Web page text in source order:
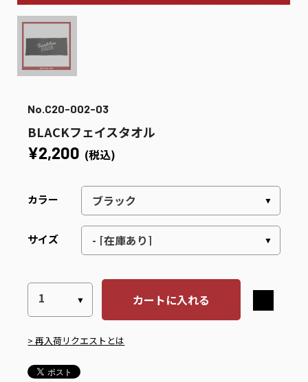
No.C20-002-03
BLACKフェイスタオル
¥2,200 (税込)
カラー
サイズ
カートに入れる
> 再入荷リクエストとは